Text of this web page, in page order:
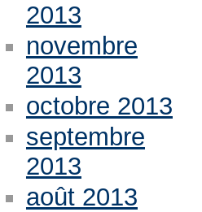
2013
novembre
2013
octobre 2013
septembre
2013
août 2013